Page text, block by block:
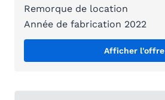
Remorque de location
Année de fabrication 2022
Afficher l'offre